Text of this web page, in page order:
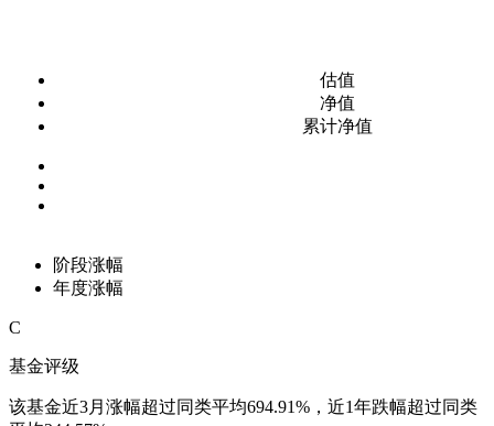
估值
净值
累计净值
阶段涨幅
年度涨幅
C
基金评级
该基金近3月涨幅超过同类平均694.91%，近1年跌幅超过同类